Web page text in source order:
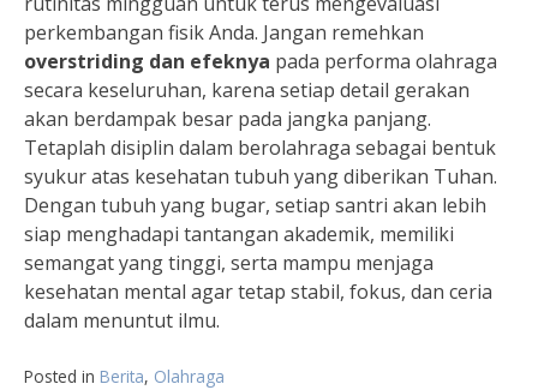
perkembangan fisik Anda. Jangan remehkan
overstriding dan efeknya pada performa olahraga
secara keseluruhan, karena setiap detail gerakan
akan berdampak besar pada jangka panjang.
Tetaplah disiplin dalam berolahraga sebagai bentuk
syukur atas kesehatan tubuh yang diberikan Tuhan.
Dengan tubuh yang bugar, setiap santri akan lebih
siap menghadapi tantangan akademik, memiliki
semangat yang tinggi, serta mampu menjaga
kesehatan mental agar tetap stabil, fokus, dan ceria
dalam menuntut ilmu.
Posted in Berita, Olahraga